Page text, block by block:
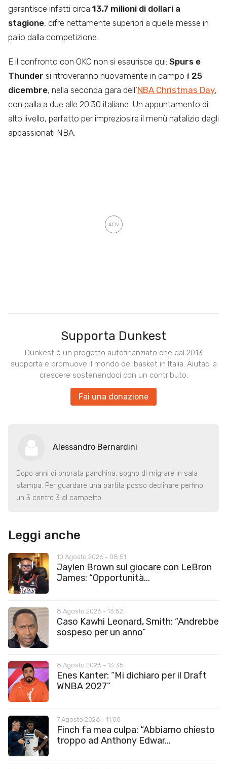
garantisce infatti circa 13.7 milioni di dollari a
stagione, cifre nettamente superiori a quelle messe in
palio dalla competizione.
E il confronto con OKC non si esaurisce qui: Spurs e
Thunder si ritroveranno nuovamente in campo il 25
dicembre, nella seconda gara dell’NBA Christmas Day,
con palla a due alle 20.30 italiane. Un appuntamento di
alto livello, perfetto per impreziosire il menù natalizio degli
appassionati NBA.
Supporta Dunkest
Dunkest è un progetto autofinanziato che dal 2013
supporta e promuove il mondo del basket in Italia. Aiutaci a
crescere sostenendoci con un contributo.
Fai una donazione
Alessandro Bernardini
Dopo anni di onorata panchina, sogno di migrare in sala
stampa. Per guardare una partita posso declinare perfino
un 3 contro 3 al campetto
Leggi anche
10 Agosto 2026 - 08:51
Jaylen Brown sul giocare con LeBron
James: “Opportunità...
8 Agosto 2026 - 13:52
Caso Kawhi Leonard, Smith: “Andrebbe
sospeso per un anno”
8 Agosto 2026 - 13:35
Enes Kanter: “Mi dichiaro per il Draft
WNBA 2027”
7 Agosto 2026 - 11:00
Finch fa mea culpa: “Abbiamo chiesto
troppo ad Anthony Edwar...